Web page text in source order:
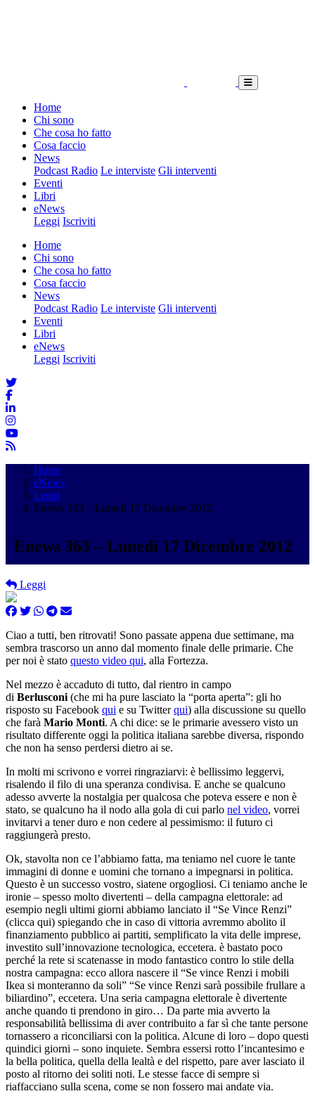
Home
Chi sono
Che cosa ho fatto
Cosa faccio
News
Podcast Radio Le interviste Gli interventi
Eventi
Libri
eNews
Leggi Iscriviti
Home
Chi sono
Che cosa ho fatto
Cosa faccio
News
Podcast Radio Le interviste Gli interventi
Eventi
Libri
eNews
Leggi Iscriviti
Home
eNews
Leggi
Enews 363 – Lunedì 17 Dicembre 2012
Enews 363 – Lunedì 17 Dicembre 2012
Leggi
Ciao a tutti, ben ritrovati! Sono passate appena due settimane, ma
sembra trascorso un anno dal momento finale delle primarie. Che
per noi è stato questo video qui, alla Fortezza.
Nel mezzo è accaduto di tutto, dal rientro in campo
di Berlusconi (che mi ha pure lasciato la “porta aperta”: gli ho
risposto su Facebook qui e su Twitterqui) alla discussione su quello
che farà Mario Monti. A chi dice: se le primarie avessero visto un
risultato differente oggi la politica italiana sarebbe diversa, rispondo
che non ha senso perdersi dietro ai se.
In molti mi scrivono e vorrei ringraziarvi: è bellissimo leggervi,
risalendo il filo di una speranza condivisa. E anche se qualcuno
adesso avverte la nostalgia per qualcosa che poteva essere e non è
stato, se qualcuno ha il nodo alla gola di cui parlo nel video, vorrei
invitarvi a tener duro e non cedere al pessimismo: il futuro ci
raggiungerà presto.
Ok, stavolta non ce l’abbiamo fatta, ma teniamo nel cuore le tante
immagini di donne e uomini che tornano a impegnarsi in politica.
Questo è un successo vostro, siatene orgogliosi. Ci teniamo anche le
ironie – spesso molto divertenti – della campagna elettorale: ad
esempio negli ultimi giorni abbiamo lanciato il “Se Vince Renzi”
(clicca qui) spiegando che in caso di vittoria avremmo abolito il
finanziamento pubblico ai partiti, semplificato la vita delle imprese,
investito sull’innovazione tecnologica, eccetera. è bastato poco
perché la rete si scatenasse in modo fantastico contro lo stile della
nostra campagna: ecco allora nascere il “Se vince Renzi i mobili
Ikea si monteranno da soli” “Se vince Renzi sarà possibile frullare a
biliardino”, eccetera. Una seria campagna elettorale è divertente
anche quando ti prendono in giro… Da parte mia avverto la
responsabilità bellissima di aver contribuito a far sì che tante persone
tornassero a riconciliarsi con la politica. Alcune di loro – dopo questi
quindici giorni – sono inquiete. Sembra essersi rotto l’incantesimo e
la bella politica, quella della lealtà e del rispetto, pare aver lasciato il
posto al ritorno dei soliti noti. Le stesse facce di sempre si
riaffacciano sulla scena, come se non fossero mai andate via.